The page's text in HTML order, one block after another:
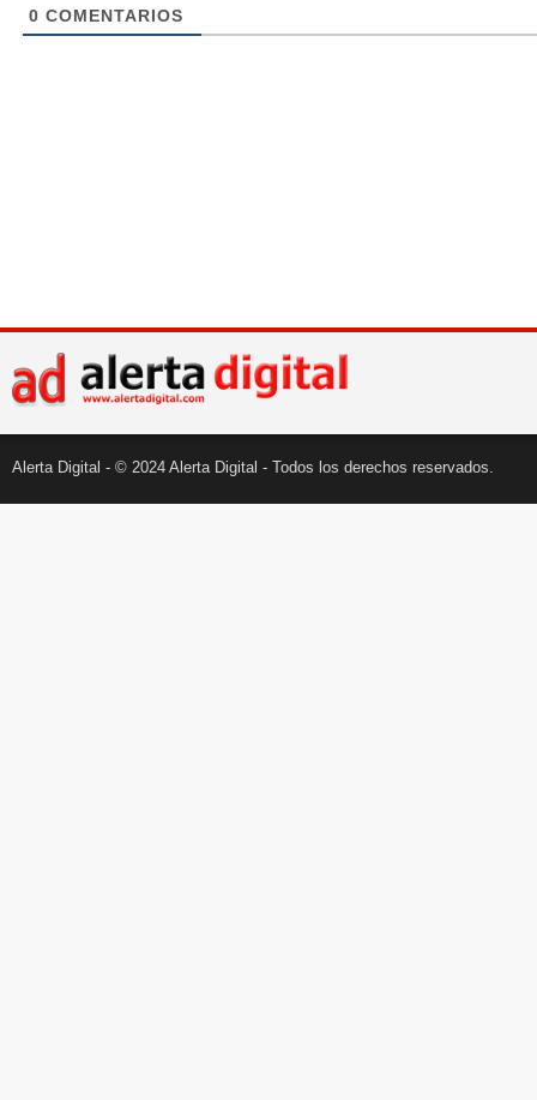
0 COMENTARIOS
Alerta Digital - © 2024 Alerta Digital - Todos los derechos reservados.